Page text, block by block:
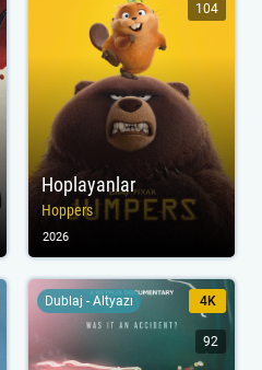
Hoplayanlar
Hoppers
104
2026
Dublaj - Altyazı 4K
92